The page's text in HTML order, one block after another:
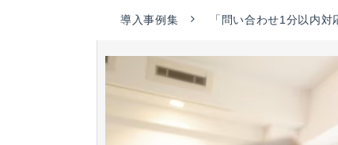
導入事例集 「問い合わせ1分以内